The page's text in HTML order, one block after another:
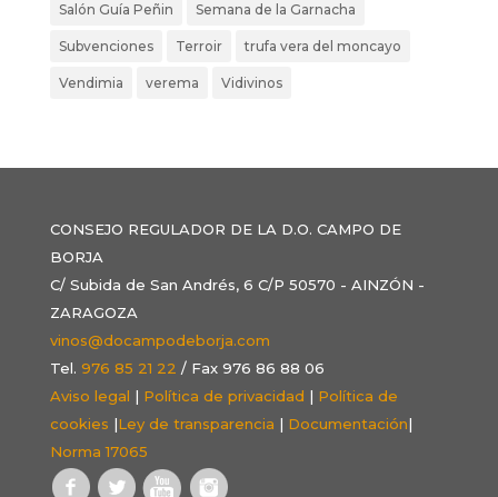
Salón Guía Peñin Semana de la Garnacha
Subvenciones Terroir trufa vera del moncayo
Vendimia verema Vidivinos
CONSEJO REGULADOR DE LA D.O. CAMPO DE
BORJA
C/ Subida de San Andrés, 6 C/P 50570 - AINZÓN -
ZARAGOZA
vinos@docampodeborja.com
Tel. 976 85 21 22 / Fax 976 86 88 06
Aviso legal | Política de privacidad | Política de
cookies |Ley de transparencia | Documentación|
Norma 17065